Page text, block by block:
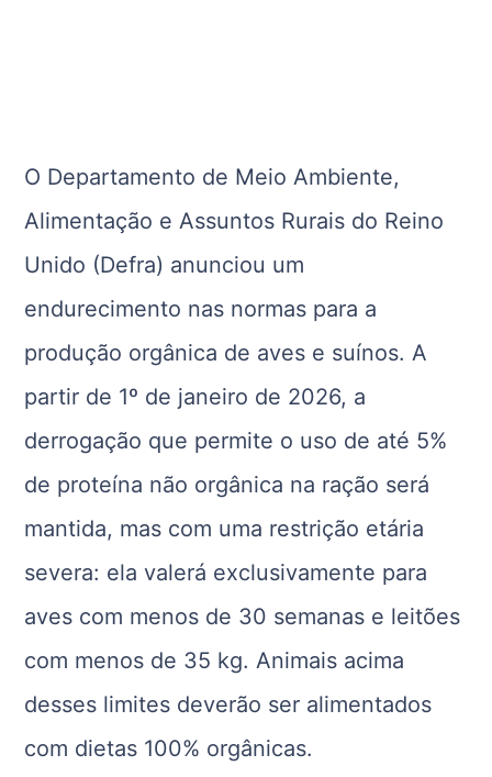
O Departamento de Meio Ambiente,
Alimentação e Assuntos Rurais do Reino
Unido (Defra) anunciou um
endurecimento nas normas para a
produção orgânica de aves e suínos. A
partir de 1º de janeiro de 2026, a
derrogação que permite o uso de até 5%
de proteína não orgânica na ração será
mantida, mas com uma restrição etária
severa: ela valerá exclusivamente para
aves com menos de 30 semanas e leitões
com menos de 35 kg. Animais acima
desses limites deverão ser alimentados
com dietas 100% orgânicas.